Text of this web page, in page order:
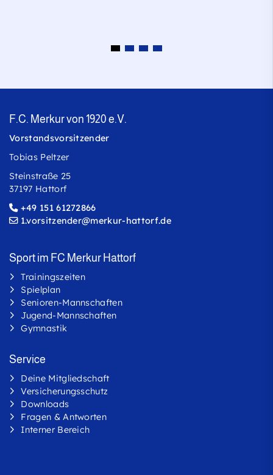
F.C. Merkur von 1920 e.V.
Vorstandsvorsitzender
Tobias Peltzer
Steinstraße 25
37197 Hattorf
+49 151 61272866
1.vorsitzender@merkur-hattorf.de
Sport im FC Merkur Hattorf
Trainingszeiten
Spielplan
Senioren-Mannschaften
Jugend-Mannschaften
Gymnastik
Service
DeineMitgliedschaft
Versicherungsschutz
Downloads
Fragen & Antworten
Interner Bereich